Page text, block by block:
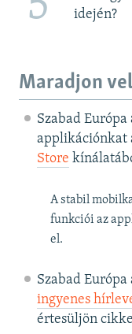
idején?
Maradjon
Szabad Európa
applikációnkat
Store
A stabil
funkciói az
el.
Szabad Európa
ingyenes
értesüljön